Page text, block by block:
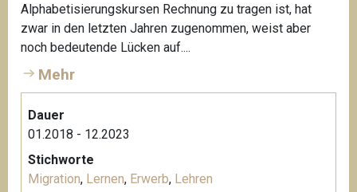
Alphabetisierungskursen Rechnung zu tragen ist, hat
zwar in den letzten Jahren zugenommen, weist aber
noch bedeutende Lücken auf....
Mehr
Dauer
01.2018 - 12.2023
Stichworte
Migration, Lernen, Erwerb, Lehren